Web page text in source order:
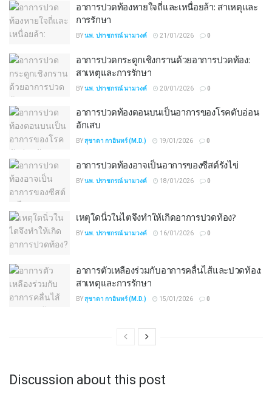
อาการปวดท้องหายใจถี่และเหนื่อยล้า: สาเหตุและ
การรักษา
BYนพ. ปราชกรณ์ นามวงค์ 21/01/2026 0
อาการปวดกระดูกเชิงกรานด้วยอาการปวดท้อง:
สาเหตุและการรักษา
BYนพ. ปราชกรณ์ นามวงค์ 20/01/2026 0
อาการปวดท้องตอนบนเป็นอาการของโรคตับอ่อน
อักเสบ
BYสุชาดา กาอินทร์ (M.D.) 19/01/2026 0
อาการปวดท้องอาจเป็นอาการของซีสต์รังไข่
BYนพ. ปราชกรณ์ นามวงค์ 18/01/2026 0
เหตุใดนิ่วในไตจึงทำให้เกิดอาการปวดท้อง?
BYนพ. ปราชกรณ์ นามวงค์ 16/01/2026 0
อาการตัวเหลืองร่วมกับอาการคลื่นไส้และปวดท้อง:
สาเหตุและการรักษา
BYสุชาดา กาอินทร์ (M.D.) 15/01/2026 0
Discussion about this post